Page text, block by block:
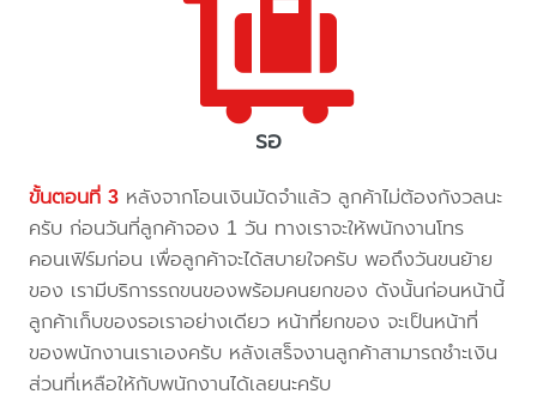
รอ
ขั้นตอนที่ 3 หลังจากโอนเงินมัดจำแล้ว ลูกค้าไม่ต้องกังวลนะ
ครับ ก่อนวันที่ลูกค้าจอง 1 วัน ทางเราจะให้พนักงานโทร
คอนเฟิร์มก่อน เพื่อลูกค้าจะได้สบายใจครับ พอถึงวันขนย้าย
ของ เรามีบริการรถขนของพร้อมคนยกของ ดังนั้นก่อนหน้านี้
ลูกค้าเก็บของรอเราอย่างเดียว หน้าที่ยกของ จะเป็นหน้าที่
ของพนักงานเราเองครับ หลังเสร็จงานลูกค้าสามารถชำะเงิน
ส่วนที่เหลือให้กับพนักงานได้เลยนะครับ